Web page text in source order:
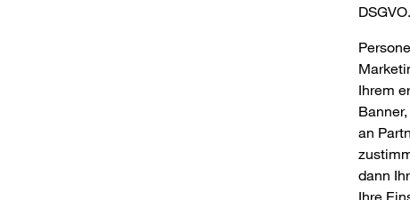
DSGVO.
Ihrem
an
dann
Ihre